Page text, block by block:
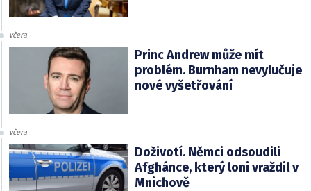
včera
Princ Andrew může mít
problém. Burnham nevylučuje
nové vyšetřování
včera
Doživotí. Němci odsoudili
Afghánce, který loni vraždil v
Mnichově